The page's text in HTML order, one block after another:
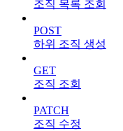
조직 목록 조회
POST
하위 조직 생성
GET
조직 조회
PATCH
조직 수정